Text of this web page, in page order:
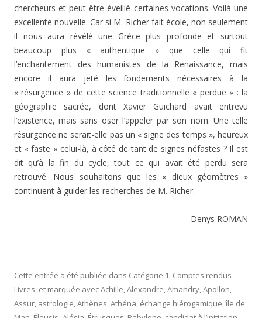
chercheurs et peut-être éveillé certaines vocations. Voilà une
excellente nouvelle. Car si M. Richer fait école, non seulement
il nous aura révélé une Grèce plus profonde et surtout
beaucoup plus « authentique » que celle qui fit
l’enchantement des humanistes de la Renaissance, mais
encore il aura jeté les fondements nécessaires à la
« résurgence » de cette science traditionnelle « perdue » : la
géographie sacrée, dont Xavier Guichard avait entrevu
l’existence, mais sans oser l’appeler par son nom. Une telle
résurgence ne serait-elle pas un « signe des temps », heureux
et « faste » celui-là, à côté de tant de signes néfastes ? Il est
dit qu’à la fin du cycle, tout ce qui avait été perdu sera
retrouvé. Nous souhaitons que les « dieux géomètres »
continuent à guider les recherches de M. Richer.
Denys ROMAN
Cette entrée a été publiée dans Catégorie 1, Comptes rendus -
Livres, et marquée avecAchille,Alexandre,Amandry,Apollon,
Assur, astrologie,Athènes,Athéna, échange hiérogamique,île de